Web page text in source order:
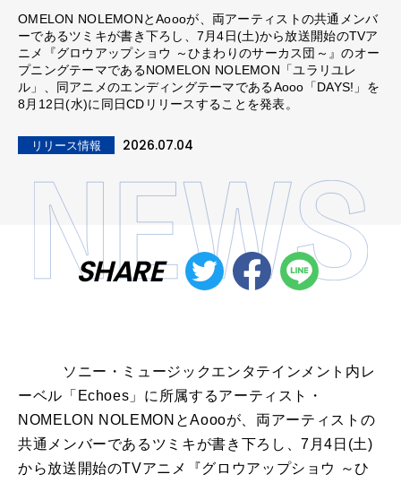
OMELON NOLEMONとAoooが、両アーティストの共通メンバ
ーであるツミキが書き下ろし、7月4日(土)から放送開始のTVア
ニメ『グロウアップショウ ～ひまわりのサーカス団～』のオー
プニングテーマであるNOMELON NOLEMON「ユラリユレ
ル」、同アニメのエンディングテーマであるAooo「DAYS!」を
8月12日(水)に同日CDリリースすることを発表。
リリース情報 2026.07.04
SHARE
ソニー・ミュージックエンタテインメント内レ
ーベル「Echoes」に所属するアーティスト・
NOMELON NOLEMONとAoooが、両アーティストの
共通メンバーであるツミキが書き下ろし、7月4日(土)
から放送開始のTVアニメ『グロウアップショウ ～ひ